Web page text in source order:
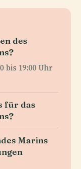
des
bis 19:00 Uhr
für das
Marins